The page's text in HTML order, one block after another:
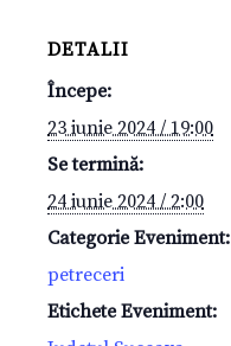
DETALII
Începe:
23 iunie 2024 / 19:00
Se termină:
24 iunie 2024 / 2:00
Categorie Eveniment:
petreceri
Etichete Eveniment: